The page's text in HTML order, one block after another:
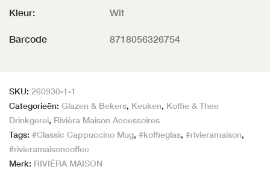
Kleur: Wit
Barcode 8718056326754
SKU: 260930-1-1
Categorieën: Glazen & Bekers, Keuken, Koffie & Thee
Drinkgerei, Rivièra Maison Accessoires
Tags: #Classic Cappuccino Mug, #koffieglas, #rivieramaison,
#rivieramaisoncoffee
Merk: RIVIÈRA MAISON